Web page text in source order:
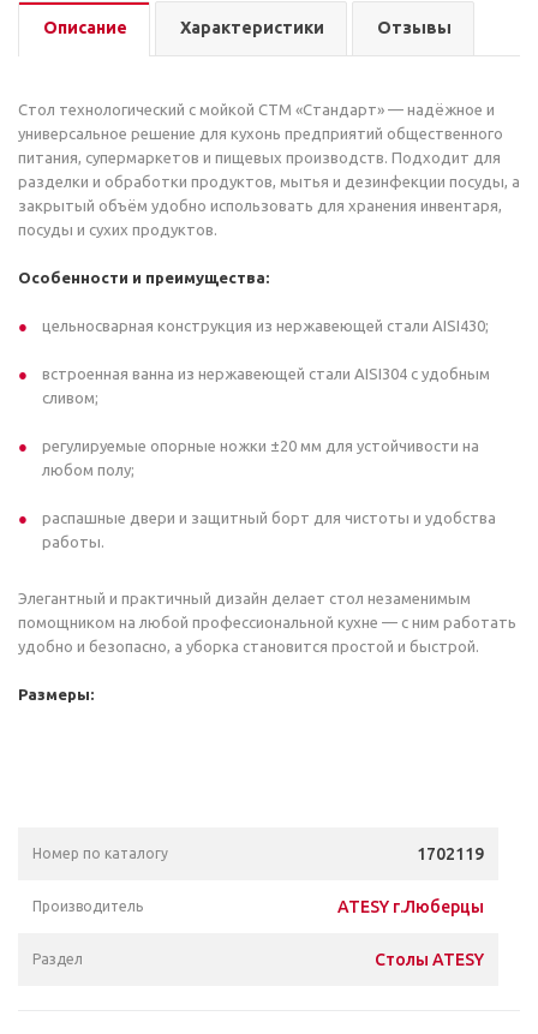
Описание Характеристики Отзывы
Стол технологический с мойкой СТМ «Стандарт» — надёжное и
универсальное решение для кухонь предприятий общественного
питания, супермаркетов и пищевых производств. Подходит для
разделки и обработки продуктов, мытья и дезинфекции посуды, а
закрытый объём удобно использовать для хранения инвентаря,
посуды и сухих продуктов.
Особенности и преимущества:
цельносварная конструкция из нержавеющей стали AISI430;
встроенная ванна из нержавеющей стали AISI304 с удобным
сливом;
регулируемые опорные ножки ±20 мм для устойчивости на
любом полу;
распашные двери и защитный борт для чистоты и удобства
работы.
Элегантный и практичный дизайн делает стол незаменимым
помощником на любой профессиональной кухне — с ним работать
удобно и безопасно, а уборка становится простой и быстрой.
Размеры:
Номер по каталогу 1702119
Производитель ATESY г.Люберцы
Раздел Столы ATESY